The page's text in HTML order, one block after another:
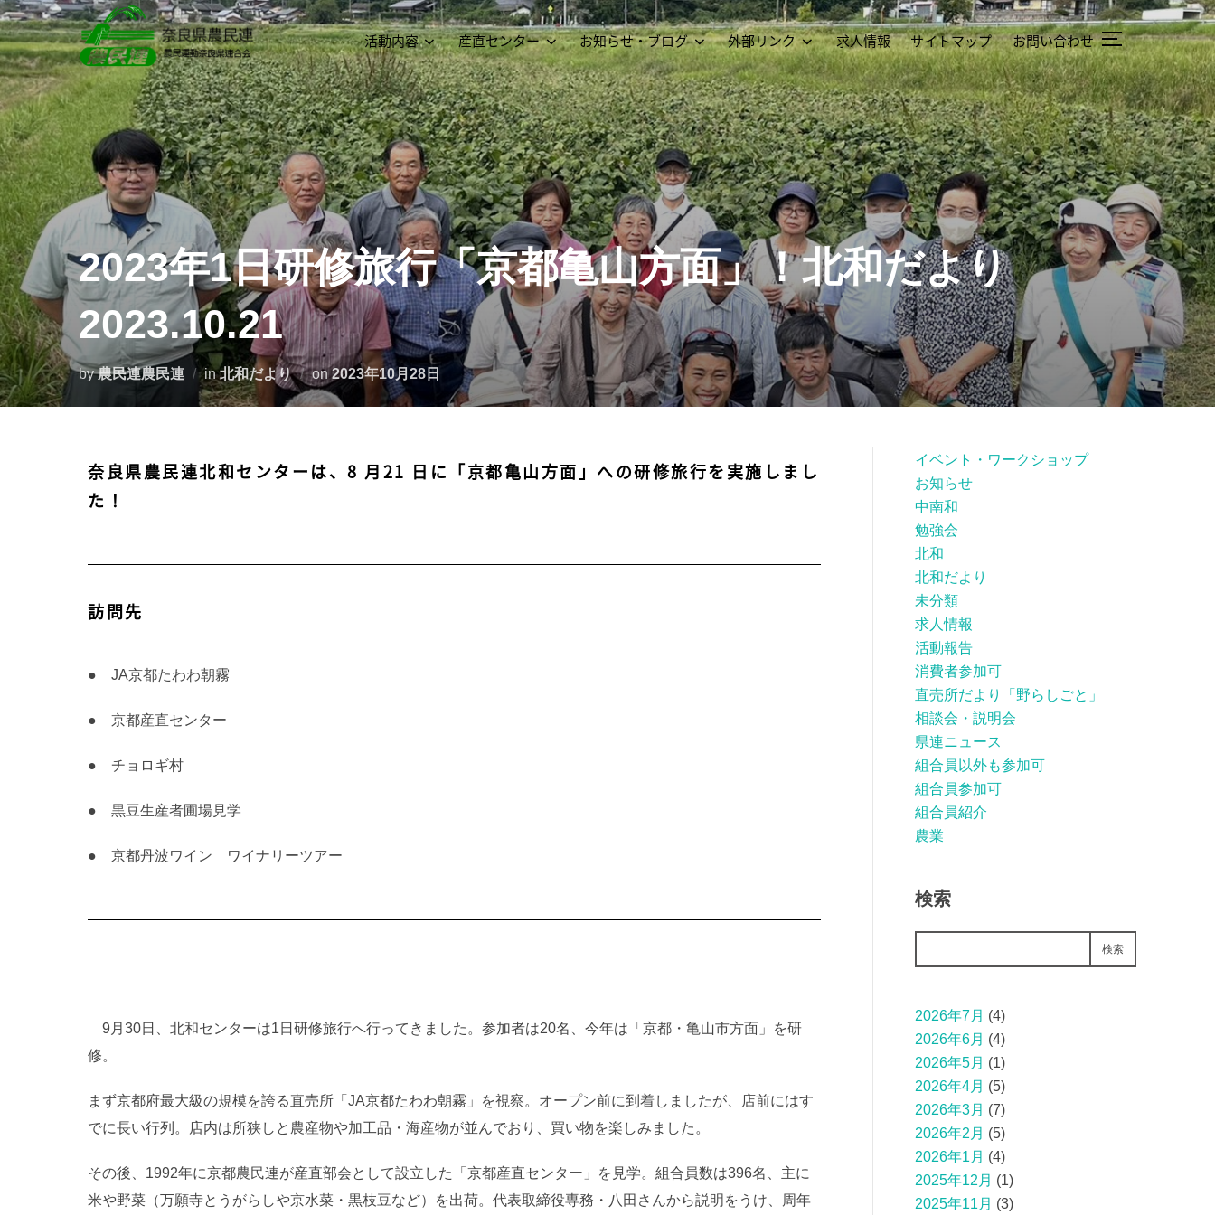
活動内容 産直センター お知らせ・ブログ 外部リンク 求人情報 サイトマップ お問い合わせ
2023年1日研修旅行「京都亀山方面」！北和だより
2023.10.21
by農民連農民連 in北和だより on2023年10月28日
奈良県農民連北和センターは、8 月21 日に「京都亀山方面」への研修旅行を実施しまし
た！
訪問先
● JA京都たわわ朝霧
● 京都産直センター
● チョロギ村
● 黒豆生産者圃場見学
● 京都丹波ワイン ワイナリーツアー
9月30日、北和センターは1日研修旅行へ行ってきました。参加者は20名、今年は「京都・亀山市方面」を研
修。
まず京都府最大級の規模を誇る直売所「JA京都たわわ朝霧」を視察。オープン前に到着しましたが、店前にはす
でに長い行列。店内は所狭しと農産物や加工品・海産物が並んでおり、買い物を楽しみました。
その後、1992年に京都農民連が産直部会として設立した「京都産直センター」を見学。組合員数は396名、主に
米や野菜（万願寺とうがらしや京水菜・黒枝豆など）を出荷。代表取締役専務・八田さんから説明をうけ、周年
イベント・ワークショップ
お知らせ
中南和
勉強会
北和
北和だより
未分類
求人情報
活動報告
消費者参加可
直売所だより「野らしごと」
相談会・説明会
県連ニュース
組合員以外も参加可
組合員参加可
組合員紹介
農業
検索
検索
2026年7月 (4)
2026年6月 (4)
2026年5月 (1)
2026年4月 (5)
2026年3月 (7)
2026年2月 (5)
2026年1月 (4)
2025年12月 (1)
2025年11月 (3)